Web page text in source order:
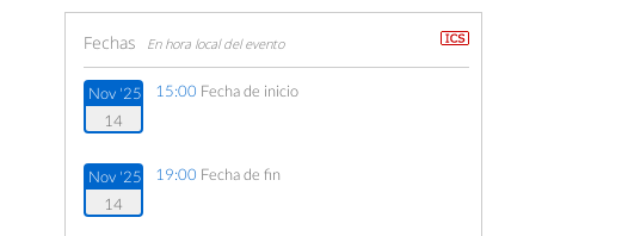
Fechas En hora local del evento
Nov '25
14
15:00 Fecha de inicio
Nov '25
14
19:00 Fecha de fin